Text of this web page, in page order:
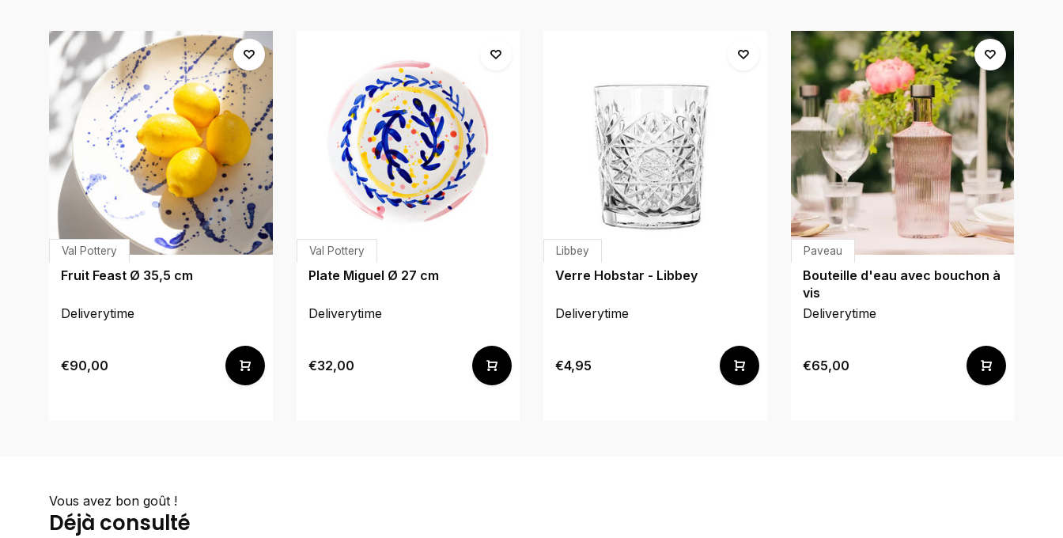
Val Pottery
Fruit Feast Ø 35,5 cm
Deliverytime
€90,00
Val Pottery
Plate Miguel Ø 27 cm
Deliverytime
€32,00
Libbey
Verre Hobstar - Libbey
Deliverytime
€4,95
Paveau
Bouteille d'eau avec bouchon à
vis
Deliverytime
€65,00
Vous avez bon goût !
Déjà consulté